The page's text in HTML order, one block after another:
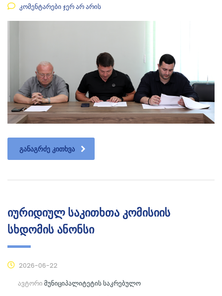
კომენტარები ჯერ არ არის
ᲒᲐᲜᲐᲒᲠᲫᲔ ᲙᲘᲗᲮᲕᲐ
იურიდიულ საკითხთა კომისიის
სხდომის ანონსი
2026-06-22
ავტორი მუნიციპალიტეტის საკრებულო